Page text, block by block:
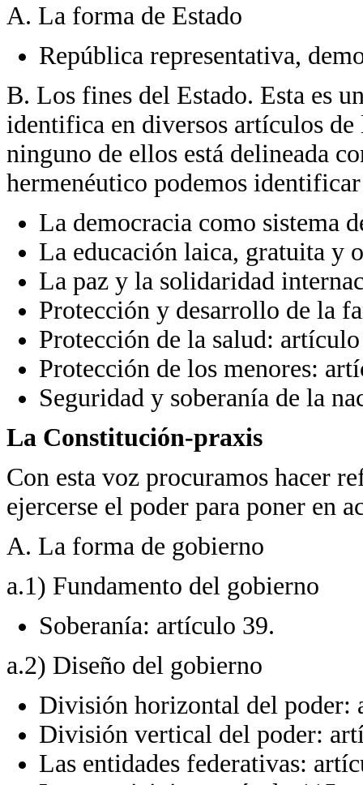
A. La forma de Estado
República representativa,
B. Los fines del Estado. Esta es
identifica en diversos artículos
ninguno de ellos está delineada
hermenéutico podemos
La democracia como sistema
La educación laica, gratuita y
La paz y la solidaridad
Protección y desarrollo de la
Protección de la salud:
Protección de los menores:
Seguridad y soberanía de la
La Constitución-praxis
Con esta voz procuramos hacer
ejercerse el poder para poner en
A. La forma de gobierno
a.1) Fundamento del gobierno
Soberanía: artículo 39.
a.2) Diseño del gobierno
División horizontal del poder:
División vertical del poder:
Las entidades federativas: